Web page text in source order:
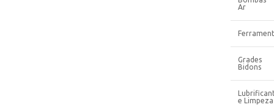
Ar
Grades
Bidons
e Limpeza